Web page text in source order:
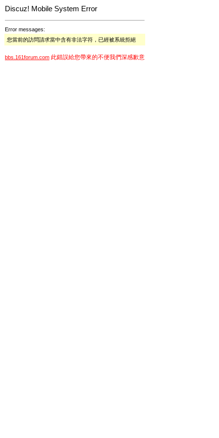
Discuz! Mobile System Error
Error messages:
您當前的訪問請求當中含有非法字符，已經被系統拒絕
bbs.161forum.com 此錯誤給您帶來的不便我們深感歉意